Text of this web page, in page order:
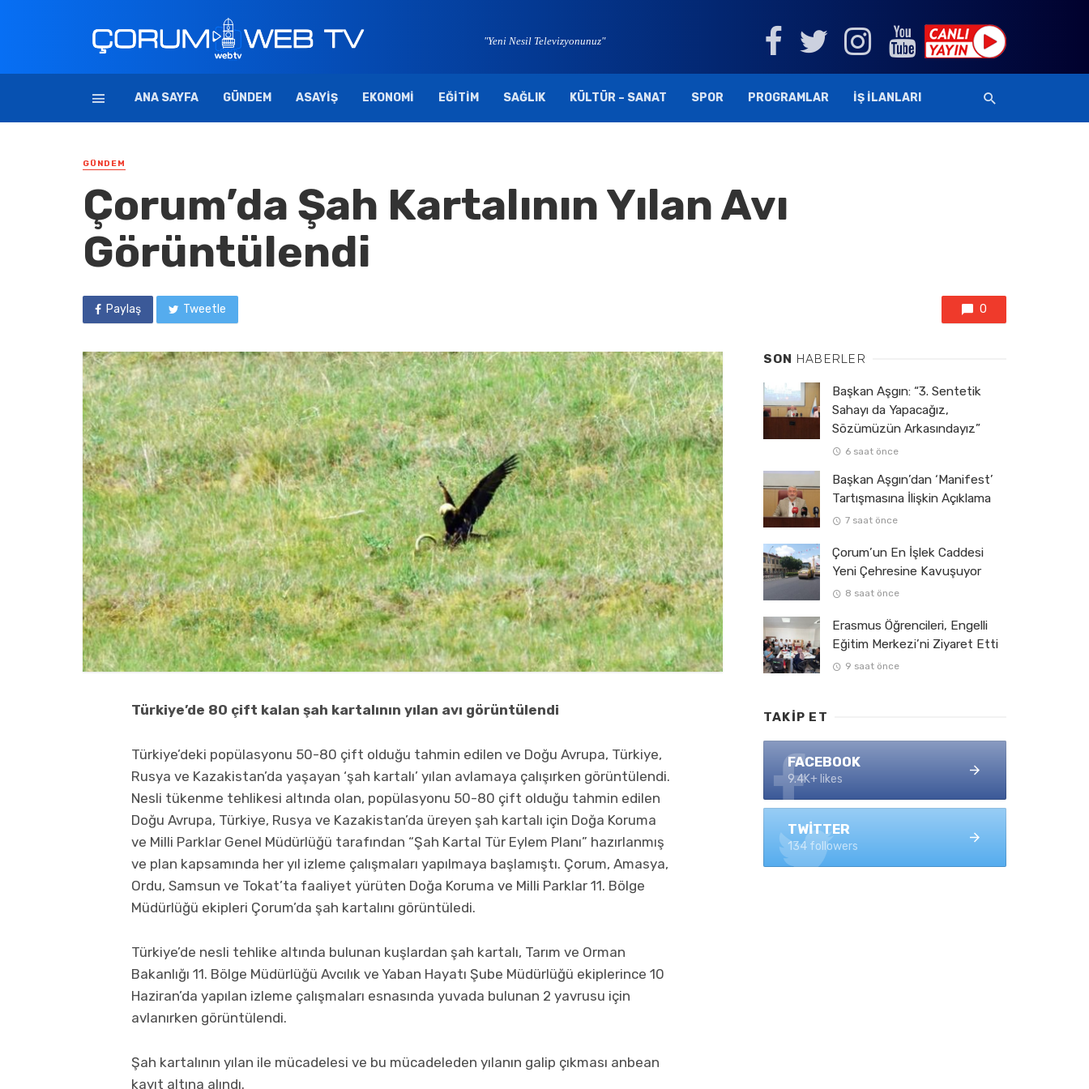
"Yeni Nesil Televizyonunuz"
ANA SAYFA GÜNDEM ASAYIŞ EKONOMI EĞITIM SAĞLIK KÜLTÜR – SANAT SPOR PROGRAMLAR İŞ İLANLARI
GÜNDEM
Çorum’da Şah Kartalının Yılan Avı
Görüntülendi
Paylaş Tweetle 0
Türkiye’de 80 çift kalan şah kartalının yılan avı görüntülendi
Türkiye’deki popülasyonu 50-80 çift olduğu tahmin edilen ve Doğu Avrupa, Türkiye,
Rusya ve Kazakistan’da yaşayan ‘şah kartalı’ yılan avlamaya çalışırken görüntülendi.
Nesli tükenme tehlikesi altında olan, popülasyonu 50-80 çift olduğu tahmin edilen
Doğu Avrupa, Türkiye, Rusya ve Kazakistan’da üreyen şah kartalı için Doğa Koruma
ve Milli Parklar Genel Müdürlüğü tarafından “Şah Kartal Tür Eylem Planı” hazırlanmış
ve plan kapsamında her yıl izleme çalışmaları yapılmaya başlamıştı. Çorum, Amasya,
Ordu, Samsun ve Tokat’ta faaliyet yürüten Doğa Koruma ve Milli Parklar 11. Bölge
Müdürlüğü ekipleri Çorum’da şah kartalını görüntüledi.
Türkiye’de nesli tehlike altında bulunan kuşlardan şah kartalı, Tarım ve Orman
Bakanlığı 11. Bölge Müdürlüğü Avcılık ve Yaban Hayatı Şube Müdürlüğü ekiplerince 10
Haziran’da yapılan izleme çalışmaları esnasında yuvada bulunan 2 yavrusu için
avlanırken görüntülendi.
Şah kartalının yılan ile mücadelesi ve bu mücadeleden yılanın galip çıkması anbean
kayıt altına alındı.
SON HABERLER
Başkan Aşgın: “3. Sentetik
Sahayı da Yapacağız,
Sözümüzün Arkasındayız”
6 saat önce
Başkan Aşgın’dan ‘Manifest’
Tartışmasına İlişkin Açıklama
7 saat önce
Çorum’un En İşlek Caddesi
Yeni Çehresine Kavuşuyor
8 saat önce
Erasmus Öğrencileri, Engelli
Eğitim Merkezi’ni Ziyaret Etti
9 saat önce
TAKIP ET
FACEBOOK
9.4K+ likes
TWITTER
134 followers